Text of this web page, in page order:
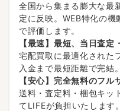
全国から集まる膨大な最
定に反映。WEB特化の
で評価します。
【最速】最短、当日査定
宅配買取に最適化された
入金まで最短距離で完結。
【安心】完全無料のフル
送料・査定料・梱包キッ
てLIFEが負担いたします。